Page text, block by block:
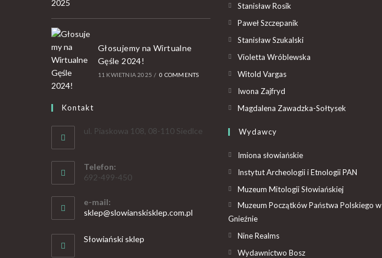
Głosujemy na Wirtualne
Gęśle 2024!
11 KWIETNIA 2025 / 0 COMMENTS
Kontakt
ul. Piaskowa 108, 08-110 Siedlce
Telefon:
692-499-450
e-mail:
sklep@slowianskisklep.com.pl
Słowiański sklep
Stanisław Rosik
Paweł Szczepanik
Stanisław Szukalski
Violetta Wróblewska
Witold Vargas
Iwona Zajfryd
Magdalena Zawadzka-Sołtysek
Wydawcy
Imiona słowiańskie
Instytut Archeologii i Etnologii PAN
Muzeum Mitologii Słowiańskiej
Muzeum Początków Państwa Polskiego w
Gnieźnie
Nine Realms
Wydawnictwo Bosz